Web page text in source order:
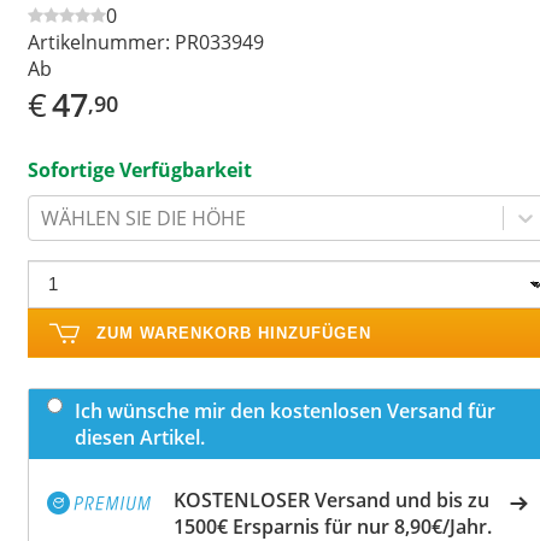
0
Artikelnummer: PR033949
Ab
€47,90
Sofortige Verfügbarkeit
WÄHLEN SIE DIE HÖHE
ZUM WARENKORB HINZUFÜGEN
Ich wünsche mir den kostenlosen Versand für
diesen Artikel.
KOSTENLOSER Versand und bis zu
1500€ Ersparnis für nur 8,90€/Jahr.